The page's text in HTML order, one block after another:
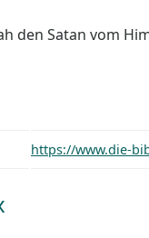
den Satan vom
https://www.die-